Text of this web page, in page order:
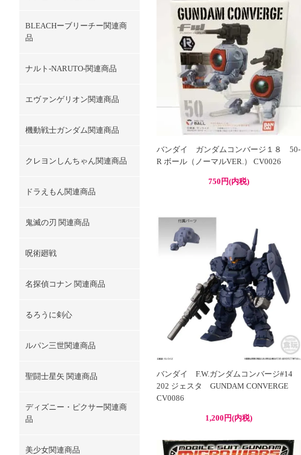
BLEACHーブリーチー関連商
品
ナルト-NARUTO-関連商品
エヴァンゲリオン関連商品
機動戦士ガンダム関連商品
クレヨンしんちゃん関連商品
ドラえもん関連商品
鬼滅の刃 関連商品
呪術廻戦
名探偵コナン 関連商品
るろうに剣心
ルパン三世関連商品
聖闘士星矢 関連商品
ディズニー・ピクサー関連商
品
美少女関連商品
バンダイ ガンダムコンバージ１８ 50-
R ボール（ノーマルVER.） CV0026
750円(内税)
バンダイ F.W.ガンダムコンバージ#14
202 ジェスタ GUNDAM CONVERGE
CV0086
1,200円(内税)